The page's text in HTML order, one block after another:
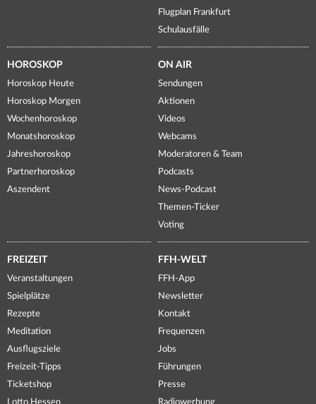
Flugplan Frankfurt
Schulausfälle
HOROSKOP
Horoskop Heute
Horoskop Morgen
Wochenhoroskop
Monatshoroskop
Jahreshoroskop
Partnerhoroskop
Aszendent
ON AIR
Sendungen
Aktionen
Videos
Webcams
Moderatoren & Team
Podcasts
News-Podcast
Themen-Ticker
Voting
FREIZEIT
Veranstaltungen
Spielplätze
Rezepte
Meditation
Ausflugsziele
Freizeit-Tipps
Ticketshop
Lotto Hessen
FFH-WELT
FFH-App
Newsletter
Kontakt
Frequenzen
Jobs
Führungen
Presse
Radiowerbung